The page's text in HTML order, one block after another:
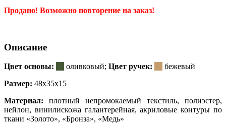
Продано! Возможно повторение на заказ!
Описание
Цвет основы: оливковый; Цвет ручек:
бежевый
Размер: 48x35x15
Материал: плотный непромокаемый текстиль, полиэстер,
нейлон, винилискожа галантерейная, акриловые контуры по
ткани «Золото», «Бронза», «Медь»